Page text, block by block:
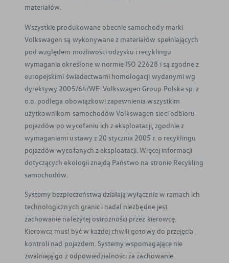
materiałów.
Wszystkie produkowane obecnie samochody marki
Volkswagen są wykonywane z materiałów spełniających
pod względem możliwości odzysku i recyklingu
wymagania określone w normie ISO 22628 i są zgodne z
europejskimi świadectwami homologacji wydanymi wg
dyrektywy 2005/64/WE. Volkswagen Group Polska sp. z
o.o. podlega obowiązkowi zapewnienia wszystkim
użytkownikom samochodów Volkswagen sieci odbioru
pojazdów po wycofaniu ich z eksploatacji, zgodnie z
wymaganiami ustawy z 20 stycznia 2005 r. o recyklingu
pojazdów wycofanych z eksploatacji. Więcej informacji
dotyczących ekologii znajdą Państwo na stronie Recykling
samochodów.
Systemy bezpieczeństwa działają wyłącznie w ramach ich
technologicznych granic i nadal niezbędne jest
zachowanie należytej ostrożności przez kierowcę.
Kierowca musi być w każdej chwili gotowy do przejęcia
kontroli nad pojazdem. Systemy wspomagające nie
zwalniają go z odpowiedzialności za zachowanie